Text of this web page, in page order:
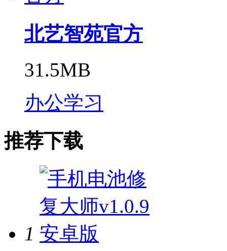
北艺智苑官方
31.5MB
办公学习
推荐下载
1